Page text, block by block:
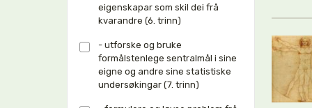
eigenskapar som skil dei frå
kvarandre (6. trinn)
- utforske og bruke
formålstenlege sentralmål i sine
eigne og andre sine statistiske
undersøkingar (7. trinn)